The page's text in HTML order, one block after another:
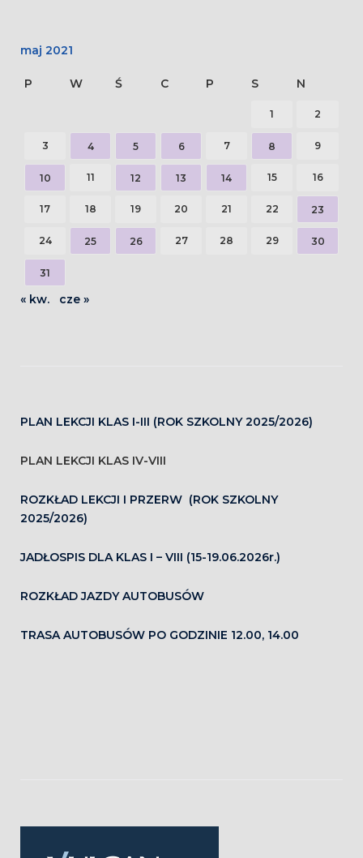
wpisach
maj 2021
P W Ś C P S N
1 2
3 4 5 6 7 8 9
10 11 12 13 14 15 16
17 18 19 20 21 22 23
24 25 26 27 28 29 30
31
« kw. cze »
PLAN LEKCJI KLAS I-III (ROK SZKOLNY 2025/2026)
PLAN LEKCJI KLAS IV-VIII
ROZKŁAD LEKCJI I PRZERW (ROK SZKOLNY
2025/2026)
JADŁOSPIS DLA KLAS I – VIII (15-19.06.2026r.)
ROZKŁAD JAZDY AUTOBUSÓW
TRASA AUTOBUSÓW PO GODZINIE 12.00, 14.00